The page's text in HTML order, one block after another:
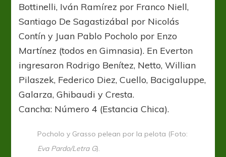
Bottinelli, Iván Ramírez por Franco Niell,
Santiago De Sagastizábal por Nicolás
Contín y Juan Pablo Pocholo por Enzo
Martínez (todos en Gimnasia). En Everton
ingresaron Rodrigo Benítez, Netto, Willian
Pilaszek, Federico Diez, Cuello, Bacigaluppe,
Galarza, Ghibaudi y Cresta.
Cancha: Número 4 (Estancia Chica).
Pocholo y Grasso pelean por la pelota (Foto:
Eva Pardo/Letra G).